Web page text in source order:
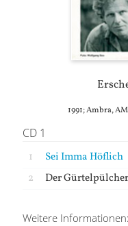
1991; Ambra,
CD 1
1 Sei Imma Höflich
2 Der Gürtelpülcher
Weitere Informationen: